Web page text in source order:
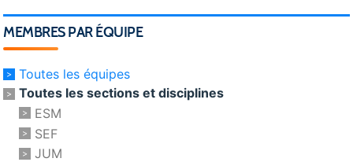
MEMBRES PAR ÉQUIPE
Toutes les équipes
Toutes les sections et disciplines
ESM
SEF
JUM